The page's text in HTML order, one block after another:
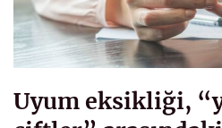
Uyum eksikliği,